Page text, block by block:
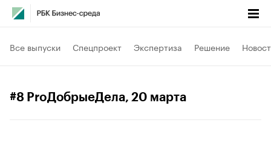
Все выпуски Спецпроект Экспертиза Решение
#8 ProДобрыеДела, 20 марта